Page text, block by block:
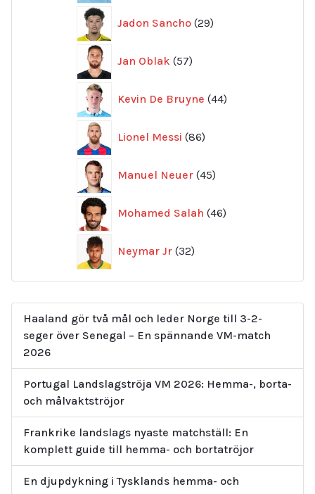
Jadon Sancho 29
produkter
Jan Oblak 57
produkter
Kevin De Bruyne 44
produkter
Lionel Messi 86
produkter
Manuel Neuer 45
produkter
Mohamed Salah 46
produkter
Neymar Jr 32
produkter
Haaland gör två mål och leder Norge till 3-2-
seger över Senegal – En spännande VM-match
2026
Portugal Landslagströja VM 2026: Hemma-, borta-
och målvaktströjor
Frankrike landslags nyaste matchställ: En
komplett guide till hemma- och bortatröjor
En djupdykning i Tysklands hemma- och